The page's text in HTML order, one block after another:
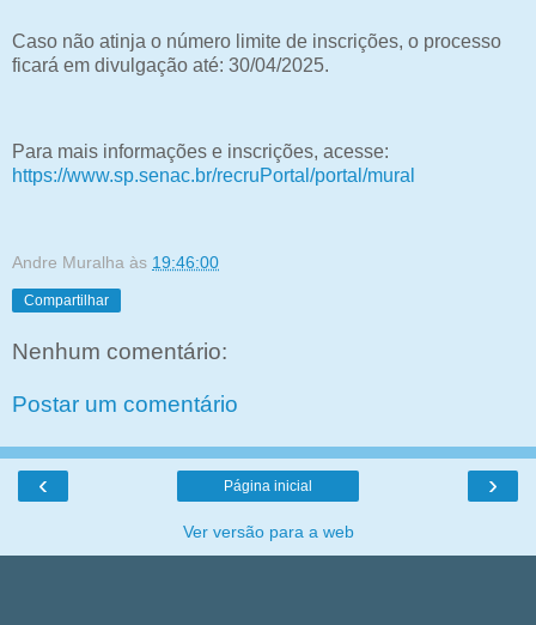
Caso não atinja o número limite de inscrições, o processo
ficará em divulgação até: 30/04/2025.
Para mais informações e inscrições, acesse:
https://www.sp.senac.br/recruPortal/portal/mural
Andre Muralha às 19:46:00
Compartilhar
Nenhum comentário:
Postar um comentário
‹ ›
Página inicial
Ver versão para a web